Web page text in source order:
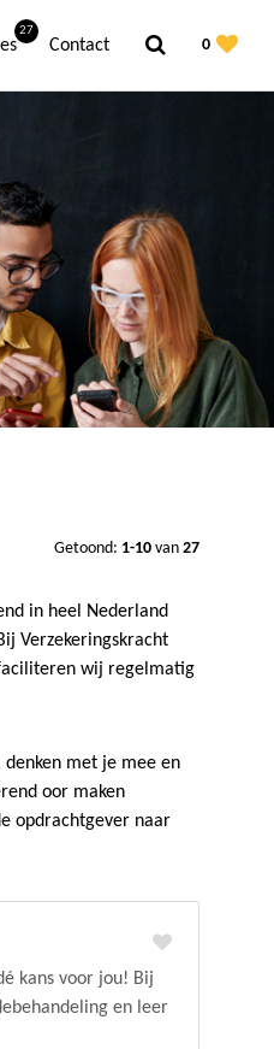
0
27
Contact
Getoond: 1-10 van 27
in heel Nederland
Verzekeringskracht
wij regelmatig
met je mee en
oor maken
opdrachtgever naar
kans voor jou! Bij
en leer